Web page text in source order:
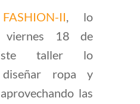
FASHION-II,
lo
viernes 18 de
taller lo
ropa y
las